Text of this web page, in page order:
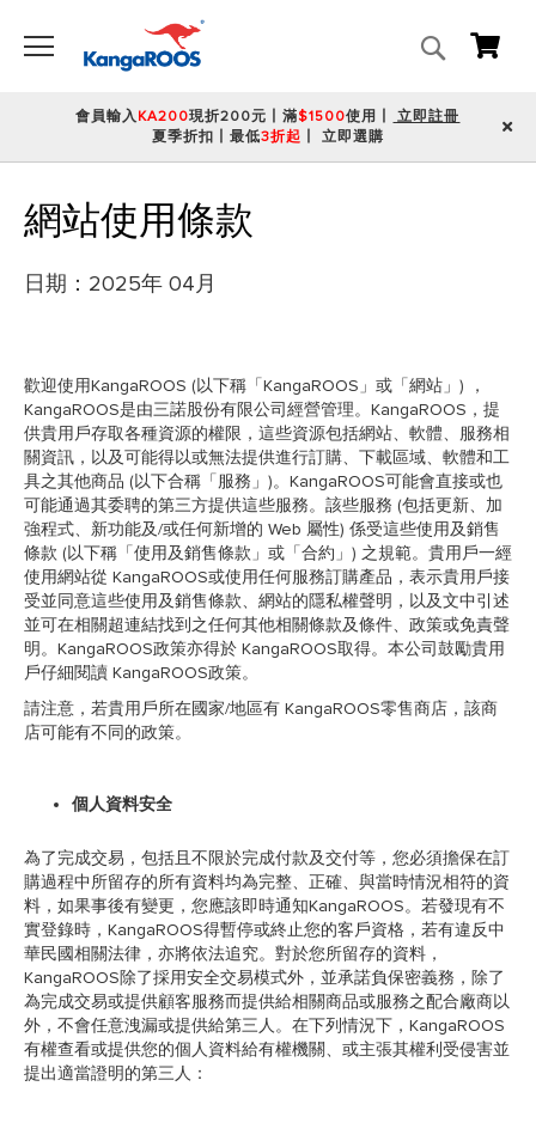
搜
我
會員輸入KA200現折200元丨滿$1500使用丨
立即註冊
夏季折扣丨最低3折起 立即選購
網站使用條款
日期：2025年 04月
歡迎使用KangaROOS (以下稱「KangaROOS」或「網站」) ，
KangaROOS是由三諾股份有限公司經營管理。KangaROOS，提
供貴用戶存取各種資源的權限，這些資源包括網站、軟體、服務相
關資訊，以及可能得以或無法提供進行訂購、下載區域、軟體和工
具之其他商品 (以下合稱「服務」)。KangaROOS可能會直接或也
可能通過其委聘的第三方提供這些服務。該些服務 (包括更新、加
強程式、新功能及/或任何新增的 Web 屬性) 係受這些使用及銷售
條款 (以下稱「使用及銷售條款」或「合約」) 之規範。貴用戶一經
使用網站從 KangaROOS或使用任何服務訂購產品，表示貴用戶接
受並同意這些使用及銷售條款、網站的隱私權聲明，以及文中引述
並可在相關超連結找到之任何其他相關條款及條件、政策或免責聲
明。KangaROOS政策亦得於 KangaROOS取得。本公司鼓勵貴用
戶仔細閱讀 KangaROOS政策。
請注意，若貴用戶所在國家/地區有 KangaROOS零售商店，該商
店可能有不同的政策。
個人資料安全
為了完成交易，包括且不限於完成付款及交付等，您必須擔保在訂
購過程中所留存的所有資料均為完整、正確、與當時情況相符的資
料，如果事後有變更，您應該即時通知KangaROOS。若發現有不
實登錄時，KangaROOS得暫停或終止您的客戶資格，若有違反中
華民國相關法律，亦將依法追究。對於您所留存的資料，
KangaROOS除了採用安全交易模式外，並承諾負保密義務，除了
為完成交易或提供顧客服務而提供給相關商品或服務之配合廠商以
外，不會任意洩漏或提供給第三人。在下列情況下，KangaROOS
有權查看或提供您的個人資料給有權機關、或主張其權利受侵害並
提出適當證明的第三人：